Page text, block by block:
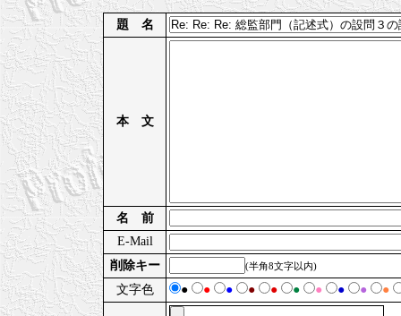
題 名
本 文
名 前
E-Mail
削除キー
(半角8文字以内)
文字色 ● ● ● ● ● ● ● ● ● ●